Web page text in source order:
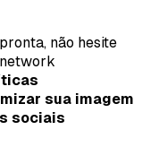
não hesite
sua imagem
sociais